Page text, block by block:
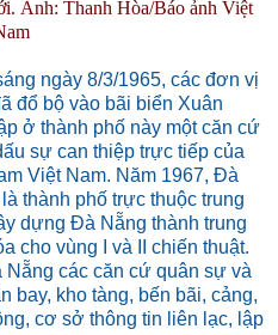
Ảnh: Thanh Hòa/Báo ảnh Việt
ngày 8/3/1965, các đơn vị
đổ bộ vào bãi biển Xuân
ở thành phố này một căn cứ
sự can thiệp trực tiếp của
Việt Nam. Năm 1967, Đà
thành phố trực thuộc trung
dựng Đà Nẵng thành trung
cho vùng I và II chiến thuật.
các căn cứ quân sự và
bay, kho tàng, bến bãi, cảng,
cơ sở thông tin liên lạc, lập